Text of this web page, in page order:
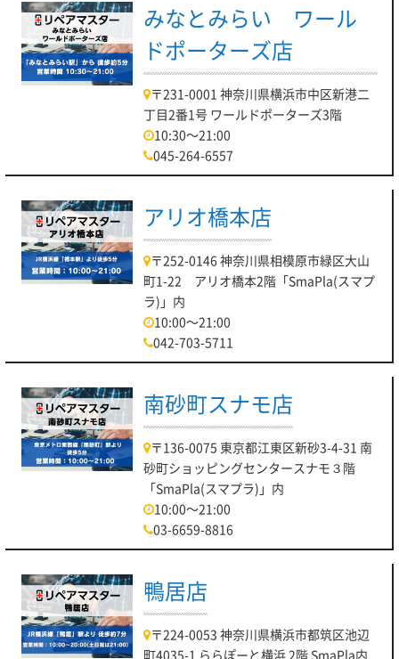
みなとみらい ワール
ドポーターズ店
〒231-0001 神奈川県横浜市中区新港二
丁目2番1号 ワールドポーターズ3階
10:30～21:00
045-264-6557
アリオ橋本店
〒252-0146 神奈川県相模原市緑区大山
町1-22 アリオ橋本2階「SmaPla(スマプ
ラ)」内
10:00～21:00
042-703-5711
南砂町スナモ店
〒136-0075 東京都江東区新砂3-4-31 南
砂町ショッピングセンタースナモ３階
「SmaPla(スマプラ)」内
10:00～21:00
03-6659-8816
鴨居店
〒224-0053 神奈川県横浜市都筑区池辺
町4035-1 ららぽーと横浜 2階 SmaPla内